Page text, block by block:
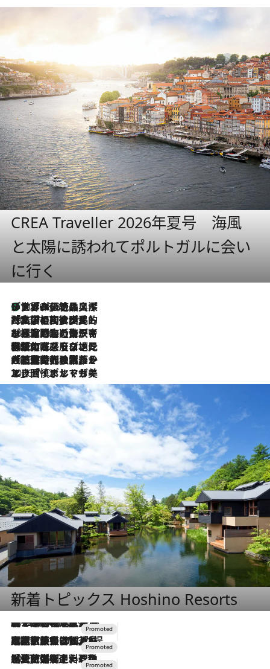
CREA Traveller 2026年夏号 海風
と太陽に誘われてポルトガルに会い
に行く
2026.8.8
リスボンの絶品スイーツ「パステル・デ・ナタ」とは？ポルトガル伝統の奥深い世界へ
2026.7.27
「私の祖国はポルトガル語です」国民的詩人フェルナンド・ペソアと、彼が愛した文学の街を歩く
2026.7.26
ポルトガル近海が育む極上の海の幸。キリリと冷えた白ワインと愉しむ、シーフード専門店の贅沢
2026.7.22
伝統の味をモダンに昇華。高感度な地元客が集う、リスボンの最旬ガストロノミー
2026.7.21
大航海時代の栄華から、震災、独裁、そして革命へ。ポルトガル・首都リスボンの石畳に刻まれた「歴史の光と影」
2026.7.13
エッセイ・ヤマザキマリ「慎ましくも美しき国 ポルトガル」
新着トピックス Hoshino Resorts
2026.8.7
【トンボの足水浴】ヒノキの香りに包まれて涼感マックス！約13℃の湧水かけ流しを避暑地「星野温泉 トンボの湯」で体験
2026.7.31
【ホテル帰省】という選択肢をOMOが提案。家族とほどよい距離を保つには「昼は実家、夜は気兼ねなくホテルで！」
2026.7.24
【夏限定ディナーコース】旬を迎える稚鮎や花ズッキーニなどをイタリア・トスカーナの郷土料理の手法で満喫！